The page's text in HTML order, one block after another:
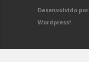
Desenvolvido por
Wordpress!